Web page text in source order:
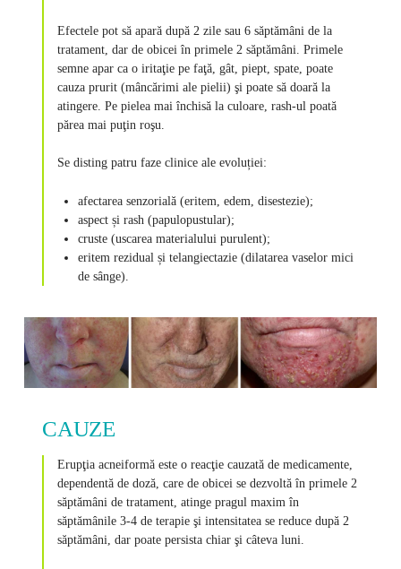
Efectele pot să apară după 2 zile sau 6 săptămâni de la
tratament, dar de obicei în primele 2 săptămâni. Primele
semne apar ca o iritaţie pe faţă, gât, piept, spate, poate
cauza prurit (mâncărimi ale pielii) şi poate să doară la
atingere. Pe pielea mai închisă la culoare, rash-ul poată
părea mai puţin roşu.
Se disting patru faze clinice ale evoluției:
afectarea senzorială (eritem, edem, disestezie);
aspect și rash (papulopustular);
cruste (uscarea materialului purulent);
eritem rezidual și telangiectazie (dilatarea vaselor mici
de sânge).
CAUZE
Erupţia acneiformă este o reacţie cauzată de medicamente,
dependentă de doză, care de obicei se dezvoltă în primele 2
săptămâni de tratament, atinge pragul maxim în
săptămânile 3-4 de terapie şi intensitatea se reduce după 2
săptămâni, dar poate persista chiar şi câteva luni.